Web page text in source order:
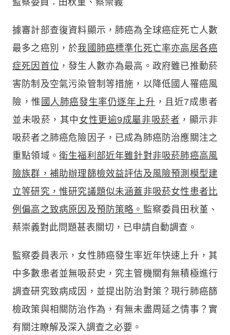
據審計部查復資料顯示，肺癌為全球癌症死亡人數
最多之癌別，於我國肺癌標準化死亡率亦高居各癌
症死因首位 ，發生人數亦為最高。政府雖已推動菸
害防制及空氣污染管制等措施，以降低國人罹癌風
險，惟 國人肺癌發生率仍逐年上升 ，且近7成患者
並未吸菸，其中 女性更逾9成屬非吸菸者 ，顯示非
吸菸者之肺癌危險因子，已成為肺癌防治應關注之
重點領域。 衛生福利部近年雖針對非吸菸肺癌高風
險族群，補助辦理篩檢效益評估及風險預測模型建
立等研究，惟研究議題似未涵蓋非吸菸女性患者比
例偏高之致病原因及預防策略。 監察委員田秋堇、
蔡崇義對此問題甚表關切，已申請自動調查。
監察委員表示，女性肺癌發生率近年快速上升，其
中多數患者並無吸菸史，究主管機關有無積極進行
調查研究致病成因，並提出防治對策？現行肺癌篩
檢政策與相關防治作為，有無未盡周延之情事？實
有關注瞭解及深入調查之必要。